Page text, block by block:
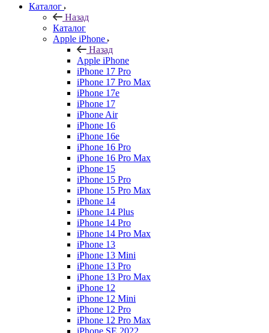
Каталог
Назад
Каталог
Apple iPhone
Назад
Apple iPhone
iPhone 17 Pro
iPhone 17 Pro Max
iPhone 17e
iPhone 17
iPhone Air
iPhone 16
iPhone 16e
iPhone 16 Pro
iPhone 16 Pro Max
iPhone 15
iPhone 15 Pro
iPhone 15 Pro Max
iPhone 14
iPhone 14 Plus
iPhone 14 Pro
iPhone 14 Pro Max
iPhone 13
iPhone 13 Mini
iPhone 13 Pro
iPhone 13 Pro Max
iPhone 12
iPhone 12 Mini
iPhone 12 Pro
iPhone 12 Pro Max
iPhone SE 2022